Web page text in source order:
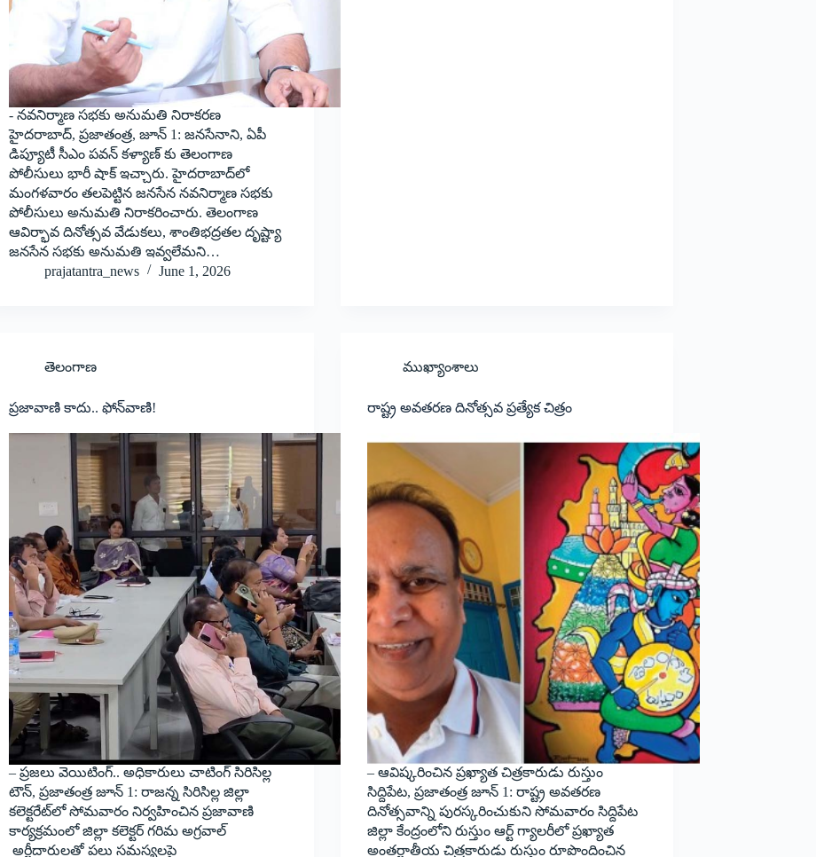
-‌ నవనిర్మాణ సభకు అనుమతి నిరాకరణ
హైదరాబాద్‌,‌ ప్రజాతంత్ర, జూన్‌ 1: ‌జనసేనాని, ఏపీ
డిప్యూటీ సీఎం పవన్‌ ‌కళ్యాణ్‌ ‌కు తెలంగాణ
పోలీసులు భారీ షాక్‌ ఇచ్చారు. హైదరాబాద్‌లో
మంగళవారం తలపెట్టిన జనసేన నవనిర్మాణ సభకు
పోలీసులు అనుమతి నిరాకరించారు. తెలంగాణ
ఆవిర్భావ దినోత్సవ వేడుకలు, శాంతిభద్రతల దృష్ట్యా
జనసేన సభకు అనుమతి ఇవ్వలేమని…
prajatantra_news
June 1, 2026
తెలంగాణ
ప్రజావాణి కాదు.. ఫోన్‌వాణి!
– ప్రజలు వెయిటింగ్.. అధికారులు చాటింగ్ సిరిసిల్ల
టౌన్, ప్రజాతంత్ర జూన్ 1: రాజన్న సిరిసిల్ల జిల్లా
కలెక్టరేట్‌లో సోమవారం నిర్వహించిన ప్రజావాణి
కార్యక్రమంలో జిల్లా కలెక్టర్ గరిమ అగ్రవాల్
అర్జీదారులతో పలు సమస్యలపై
ముఖ్యాంశాలు
రాష్ట్ర అవతరణ దినోత్సవ ప్ర‌త్యేక చిత్రం
– ఆవిష్క‌రించిన ప్ర‌ఖ్యాత చిత్ర‌కారుడు రుస్తుం
సిద్దిపేట, ప్రజాతంత్ర జూన్ 1: రాష్ట్ర అవతరణ
దినోత్సవాన్ని పురస్కరించుకుని సోమవారం సిద్దిపేట
జిల్లా కేంద్రంలోని రుస్తుం ఆర్ట్ గ్యాలరీలో ప్రఖ్యాత
అంతర్జాతీయ చిత్రకారుడు రుస్తుం రూపొందించిన